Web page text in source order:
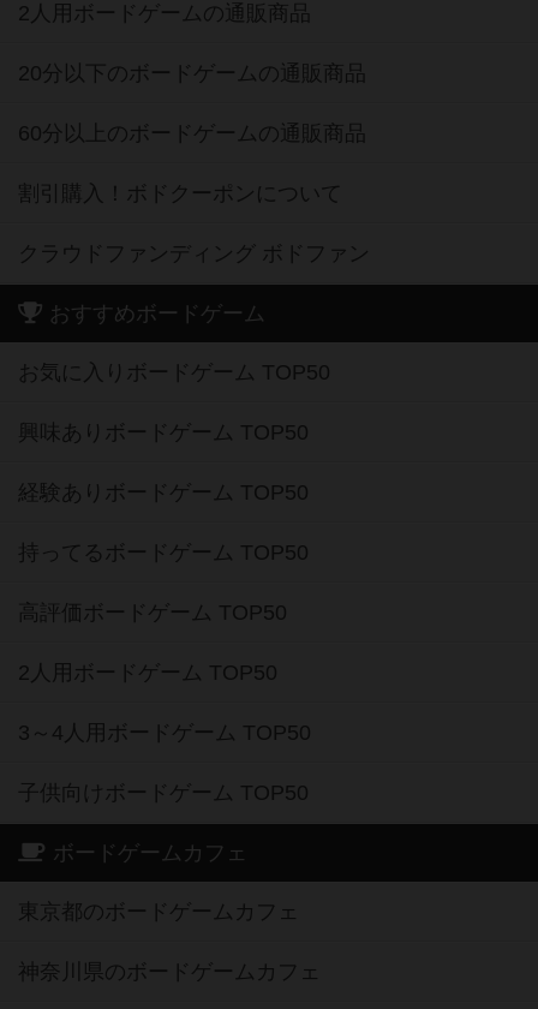
2人用ボードゲームの通販商品
20分以下のボードゲームの通販商品
60分以上のボードゲームの通販商品
割引購入！ボドクーポンについて
クラウドファンディング ボドファン
おすすめボードゲーム
お気に入りボードゲーム TOP50
興味ありボードゲーム TOP50
経験ありボードゲーム TOP50
持ってるボードゲーム TOP50
高評価ボードゲーム TOP50
2人用ボードゲーム TOP50
3～4人用ボードゲーム TOP50
子供向けボードゲーム TOP50
ボードゲームカフェ
東京都のボードゲームカフェ
神奈川県のボードゲームカフェ